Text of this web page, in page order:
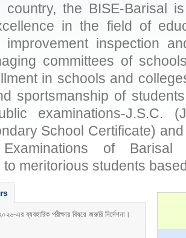
country, the BISE-Barisal
in the field of
inspection
committees of
in schools and
sportsmanship of
examinations-J.S.C.
School Certificate)
Examinations of
meritorious students
এর ব্যবহারিক পরীক্ষার বিষয়ে জরুরি নির্দেশনা।